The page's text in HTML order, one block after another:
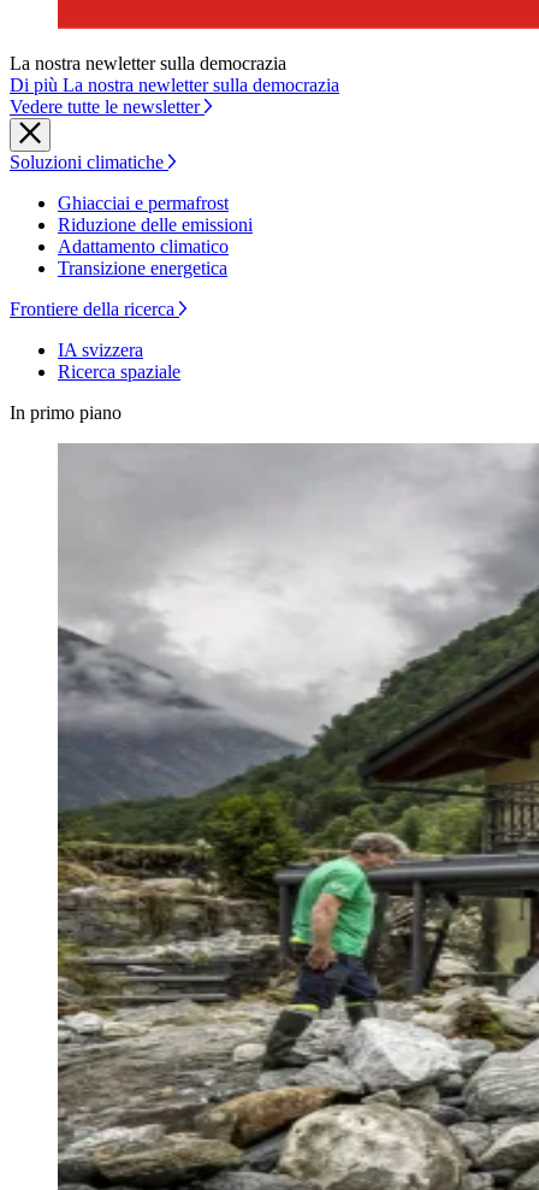
La nostra newletter sulla democrazia
Di più La nostra newletter sulla democrazia
Vedere tutte le newsletter
Soluzioni climatiche
Ghiacciai e permafrost
Riduzione delle emissioni
Adattamento climatico
Transizione energetica
Frontiere della ricerca
IA svizzera
Ricerca spaziale
In primo piano